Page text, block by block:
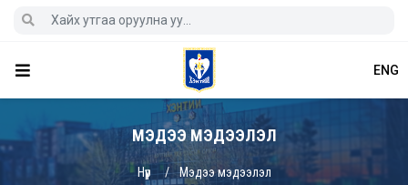
ENG
МЭДЭЭ МЭДЭЭЛЭЛ
Нүүр Мэдээ мэдээлэл